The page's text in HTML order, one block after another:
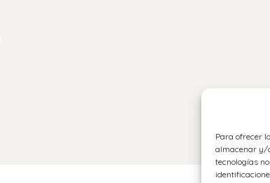
Para ofrecer
almacenar y/
tecnologías